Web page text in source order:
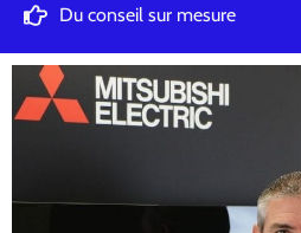
Du conseil sur mesure